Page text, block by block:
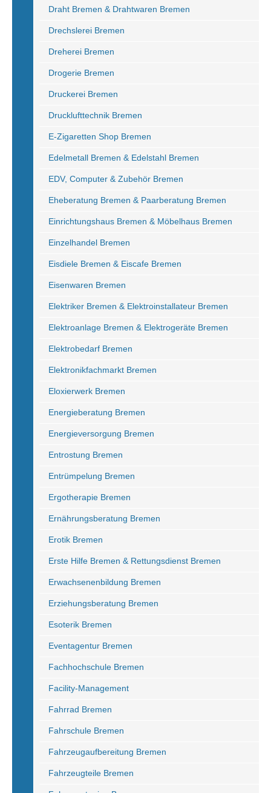
Draht Bremen & Drahtwaren Bremen
Drechslerei Bremen
Dreherei Bremen
Drogerie Bremen
Druckerei Bremen
Drucklufttechnik Bremen
E-Zigaretten Shop Bremen
Edelmetall Bremen & Edelstahl Bremen
EDV, Computer & Zubehör Bremen
Eheberatung Bremen & Paarberatung Bremen
Einrichtungshaus Bremen & Möbelhaus Bremen
Einzelhandel Bremen
Eisdiele Bremen & Eiscafe Bremen
Eisenwaren Bremen
Elektriker Bremen & Elektroinstallateur Bremen
Elektroanlage Bremen & Elektrogeräte Bremen
Elektrobedarf Bremen
Elektronikfachmarkt Bremen
Eloxierwerk Bremen
Energieberatung Bremen
Energieversorgung Bremen
Entrostung Bremen
Entrümpelung Bremen
Ergotherapie Bremen
Ernährungsberatung Bremen
Erotik Bremen
Erste Hilfe Bremen & Rettungsdienst Bremen
Erwachsenenbildung Bremen
Erziehungsberatung Bremen
Esoterik Bremen
Eventagentur Bremen
Fachhochschule Bremen
Facility-Management
Fahrrad Bremen
Fahrschule Bremen
Fahrzeugaufbereitung Bremen
Fahrzeugteile Bremen